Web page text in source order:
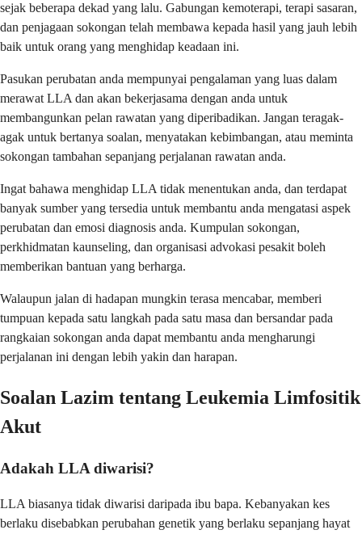
sejak beberapa dekad yang lalu. Gabungan kemoterapi, terapi sasaran,
dan penjagaan sokongan telah membawa kepada hasil yang jauh lebih
baik untuk orang yang menghidap keadaan ini.
Pasukan perubatan anda mempunyai pengalaman yang luas dalam
merawat LLA dan akan bekerjasama dengan anda untuk
membangunkan pelan rawatan yang diperibadikan. Jangan teragak-
agak untuk bertanya soalan, menyatakan kebimbangan, atau meminta
sokongan tambahan sepanjang perjalanan rawatan anda.
Ingat bahawa menghidap LLA tidak menentukan anda, dan terdapat
banyak sumber yang tersedia untuk membantu anda mengatasi aspek
perubatan dan emosi diagnosis anda. Kumpulan sokongan,
perkhidmatan kaunseling, dan organisasi advokasi pesakit boleh
memberikan bantuan yang berharga.
Walaupun jalan di hadapan mungkin terasa mencabar, memberi
tumpuan kepada satu langkah pada satu masa dan bersandar pada
rangkaian sokongan anda dapat membantu anda mengharungi
perjalanan ini dengan lebih yakin dan harapan.
Soalan Lazim tentang Leukemia Limfositik
Akut
Adakah LLA diwarisi?
LLA biasanya tidak diwarisi daripada ibu bapa. Kebanyakan kes
berlaku disebabkan perubahan genetik yang berlaku sepanjang hayat